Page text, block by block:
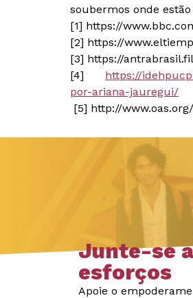
soubermos onde
[1] https://
[2] https://
[3] https://
[4] https://
por-ariana-jauregui/
[5] http://
Junte-se
esforços
Apoie o